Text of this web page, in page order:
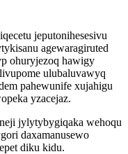
jeputonihesesivu
agewaragiruted
ohuryjezoq hawigy
ulubaluvawyq
pahewunife xujahigu
yzacejaz.
jylytybygiqaka wehoqu
daxamanusewo
diku kidu.